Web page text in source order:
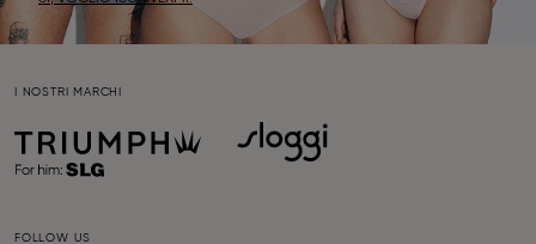
I NOSTRI MARCHI
FOLLOW US